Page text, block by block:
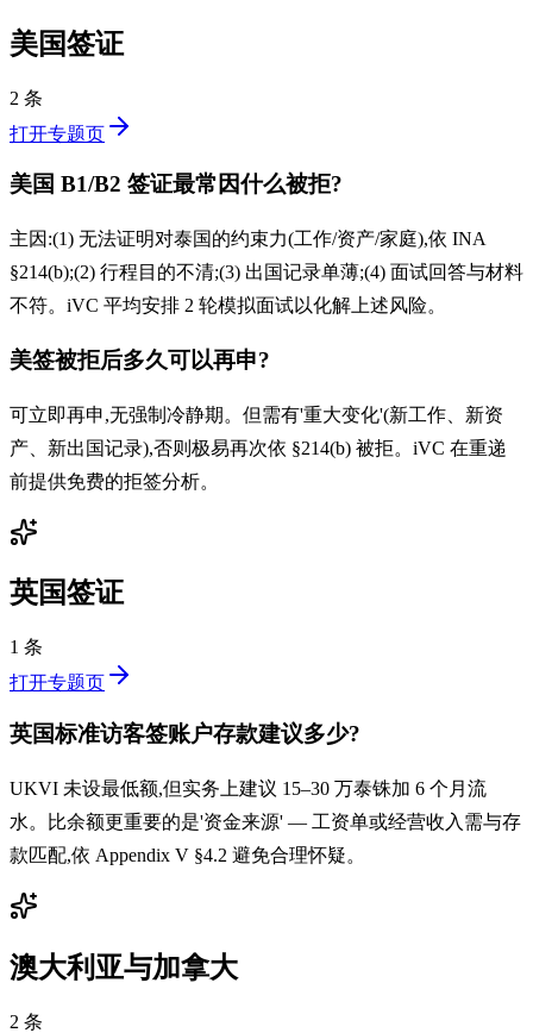
美国签证
2 条
打开专题页
美国 B1/B2 签证最常因什么被拒?
主因:(1) 无法证明对泰国的约束力(工作/资产/家庭),依 INA
§214(b);(2) 行程目的不清;(3) 出国记录单薄;(4) 面试回答与材料
不符。iVC 平均安排 2 轮模拟面试以化解上述风险。
美签被拒后多久可以再申?
可立即再申,无强制冷静期。但需有'重大变化'(新工作、新资
产、新出国记录),否则极易再次依 §214(b) 被拒。iVC 在重递
前提供免费的拒签分析。
英国签证
1 条
打开专题页
英国标准访客签账户存款建议多少?
UKVI 未设最低额,但实务上建议 15–30 万泰铢加 6 个月流
水。比余额更重要的是'资金来源' — 工资单或经营收入需与存
款匹配,依 Appendix V §4.2 避免合理怀疑。
澳大利亚与加拿大
2 条